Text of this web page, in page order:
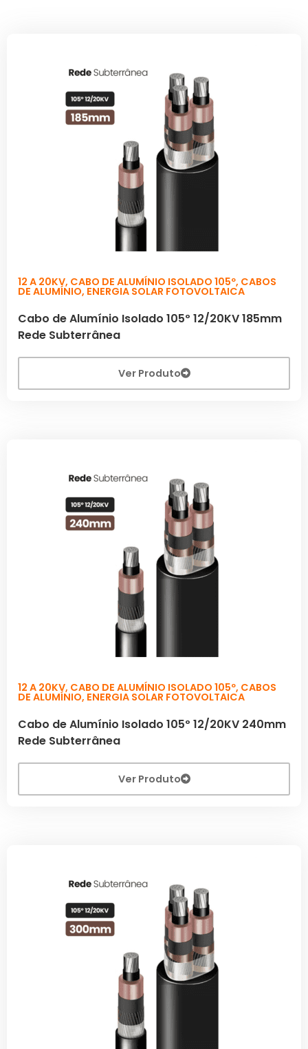
12 A 20KV, CABO DE ALUMÍNIO ISOLADO 105º, CABOS
DE ALUMÍNIO, ENERGIA SOLAR FOTOVOLTAICA
Cabo de Alumínio Isolado 105º 12/20KV 185mm
Rede Subterrânea
Ver Produto
12 A 20KV, CABO DE ALUMÍNIO ISOLADO 105º, CABOS
DE ALUMÍNIO, ENERGIA SOLAR FOTOVOLTAICA
Cabo de Alumínio Isolado 105º 12/20KV 240mm
Rede Subterrânea
Ver Produto